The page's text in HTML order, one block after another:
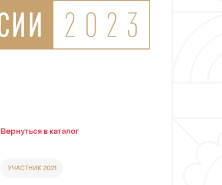
Вернуться в каталог
УЧАСТНИК 2021